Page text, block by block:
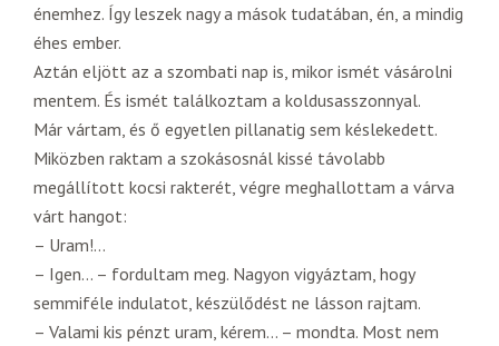
énemhez. Így leszek nagy a mások tudatában, én, a mindig
éhes ember.
Aztán eljött az a szombati nap is, mikor ismét vásárolni
mentem. És ismét találkoztam a koldusasszonnyal.
Már vártam, és ő egyetlen pillanatig sem késlekedett.
Miközben raktam a szokásosnál kissé távolabb
megállított kocsi rakterét, végre meghallottam a várva
várt hangot:
– Uram!…
– Igen… – fordultam meg. Nagyon vigyáztam, hogy
semmiféle indulatot, készülődést ne lásson rajtam.
– Valami kis pénzt uram, kérem… – mondta. Most nem